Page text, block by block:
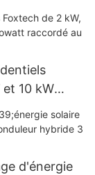
et 10 kW
d'énergie